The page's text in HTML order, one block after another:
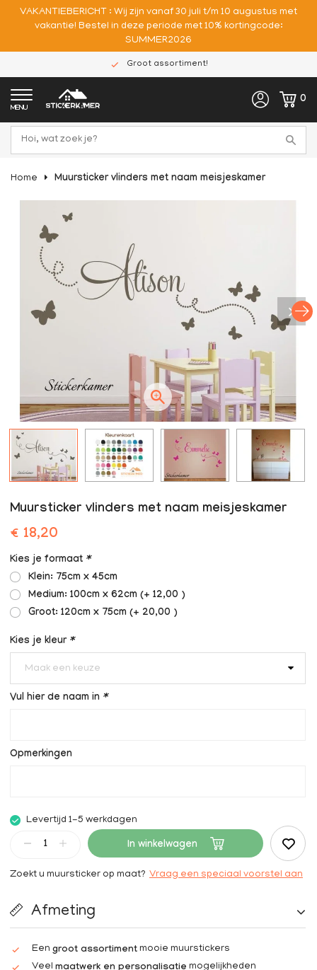
VAKANTIEBERICHT : Wij zijn vanaf 30 juli t/m 10 augustus met
vakantie! Bestel in deze periode met 10% kortingcode:
SUMMER2026
Groot assortiment!
MENU
0
Home Muursticker vlinders met naam meisjeskamer
Muursticker vlinders met naam meisjeskamer
€ 18,20
Kies je formaat *
Klein: 75cm x 45cm
Medium: 100cm x 62cm (+ 12,00 )
Groot: 120cm x 75cm (+ 20,00 )
Kies je kleur *
Maak een keuze
Vul hier de naam in *
Opmerkingen
Levertijd 1-5 werkdagen
In winkelwagen
Zoekt u muursticker op maat? Vraag een speciaal voorstel aan
Afmeting
Een groot assortiment mooie muurstickers
Veel
mogelijkheden